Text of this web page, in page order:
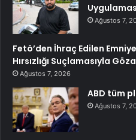
Ağustos 7,
Fetö’den İhraç Edilen
Hırsızlığı Suçlamasıyla
Ağustos 7, 2026
ABD tüm
Ağustos 7,